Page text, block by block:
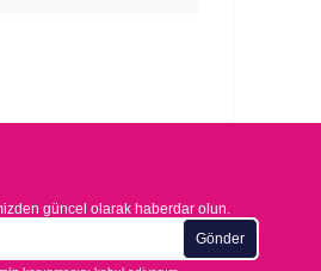
güncel olarak haberdar olun.
Gönder